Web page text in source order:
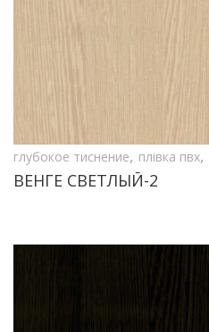
глубокое тиснение, плівка пвх,
ВЕНГЕ СВЕТЛЫЙ-2